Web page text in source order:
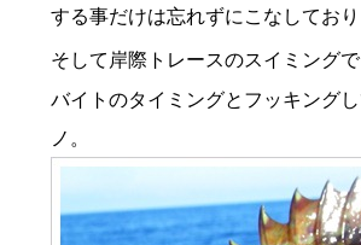
する事だけは忘れずにこなしており
そして岸際トレースのスイミングで
バイトのタイミングとフッキング
ノ。